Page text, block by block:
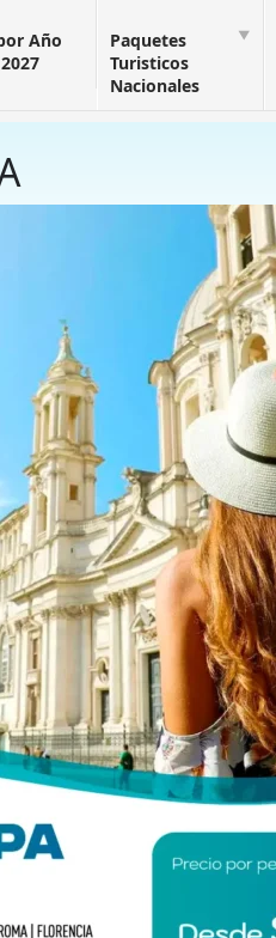
Año
Paquetes
Turisticos
Nacionales